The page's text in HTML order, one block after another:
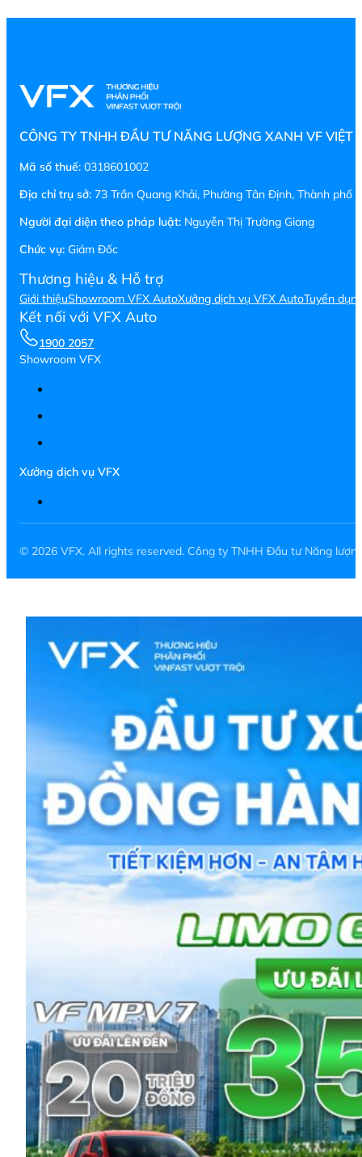
CÔNG TY TNHH ĐẦU TƯ NĂNG LƯỢNG XANH VF VIỆT
Mã số thuế: 0318601002
Địa chỉ trụ sở: 73 Trần Quang Khải, Phường Tân Định, Thành phố
Người đại diện theo pháp luật: Nguyễn Thị Trường Giang
Chức vụ: Giám Đốc
Thương hiệu & Hỗ trợ
Giới thiệuShowroom VFX AutoXưởng dịch vụ VFX AutoTuyển
Kết nối với VFX Auto
1900 2057
Showroom VFX
Xưởng dịch vụ VFX
© 2026 VFX. All rights reserved. Công ty TNHH Đầu tư Năng